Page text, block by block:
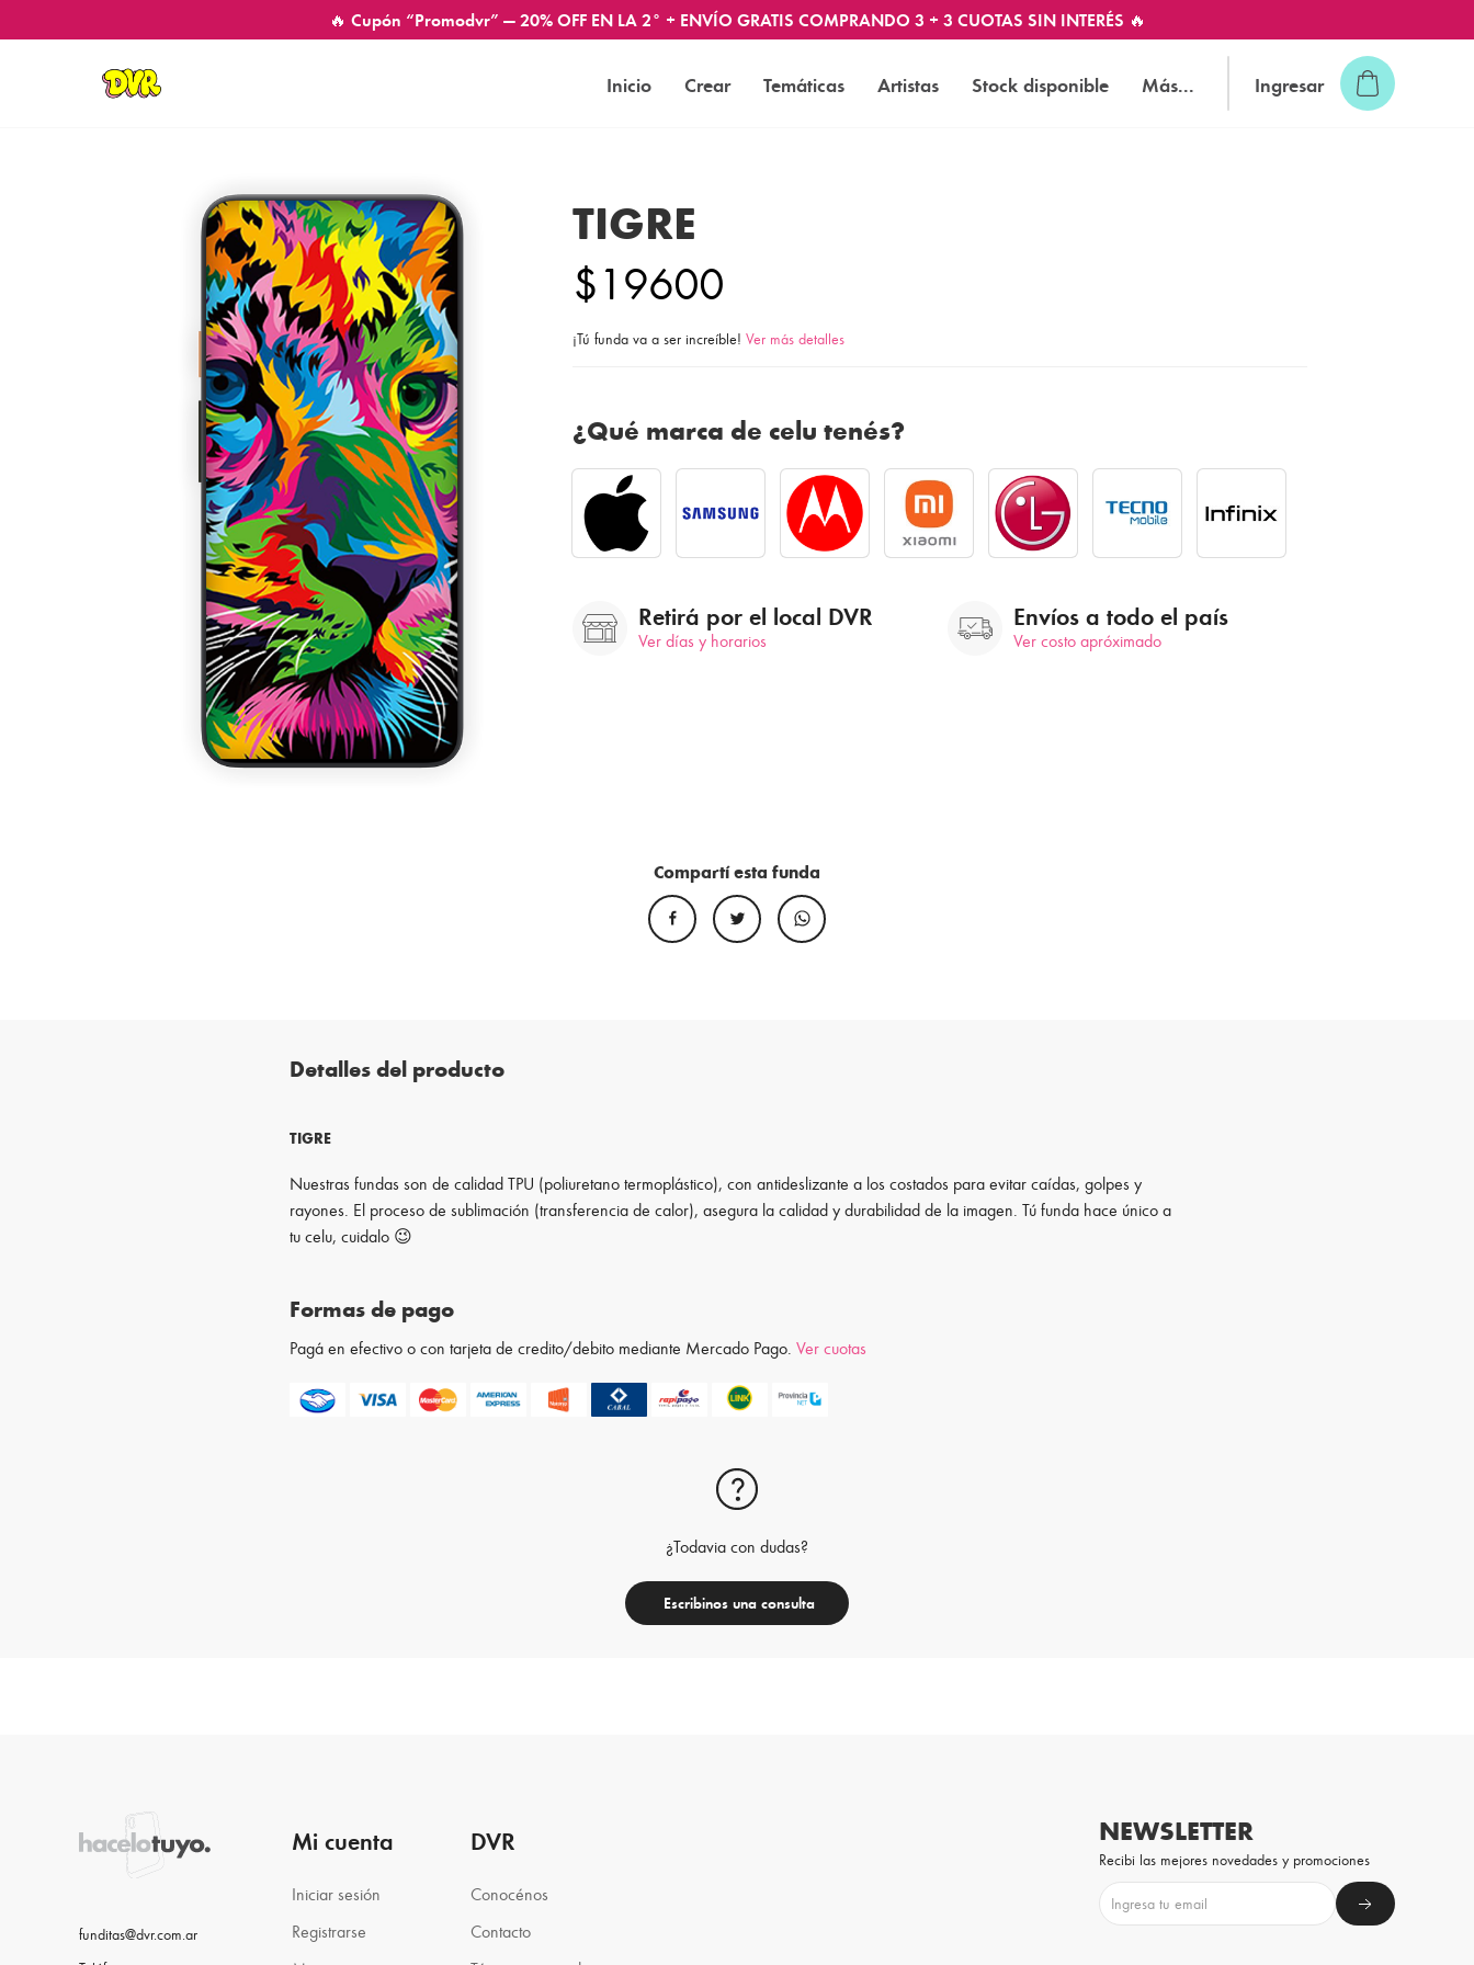
🔥 Cupón “Promodvr” — 20% OFF EN LA 2° + ENVÍO GRATIS COMPRANDO 3 + 3 CUOTAS SIN INTERÉS 🔥
Inicio Crear Temáticas Artistas Stock disponible Más... Ingresar
TIGRE
$19600
¡Tú funda va a ser increíble! Ver más detalles
¿Qué marca de celu tenés?
Retirá por el local DVR
Ver días y horarios
Envíos a todo el país
Ver costo apróximado
Compartí esta funda
Detalles del producto
TIGRE
Nuestras fundas son de calidad TPU (poliuretano termoplástico), con antideslizante a los costados para evitar caídas, golpes y
rayones. El proceso de sublimación (transferencia de calor), asegura la calidad y durabilidad de la imagen. Tú funda hace único a
tu celu, cuidalo 😉
Formas de pago
Pagá en efectivo o con tarjeta de credito/debito mediante Mercado Pago.Ver cuotas
¿Todavia con dudas?
Escribinos una consulta
funditas@dvr.com.ar
Mi cuenta
Iniciar sesión
Registrarse
DVR
Conocénos
Contacto
NEWSLETTER
Recibi las mejores novedades y promociones